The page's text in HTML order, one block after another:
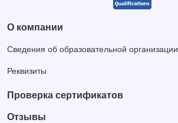
О компании
Сведения об образовательной организации
Реквизиты
Проверка сертификатов
Отзывы